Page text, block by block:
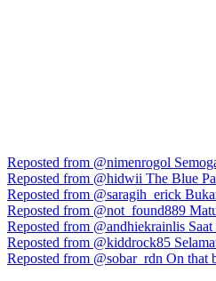
Reposted from @nimenrogol
Reposted from @hidwii The Blue
Reposted from @saragih_erick
Reposted from @not_found889
Reposted from @andhiekrainlis
Reposted from @kiddrock85
Reposted from @sobar_rdn On that